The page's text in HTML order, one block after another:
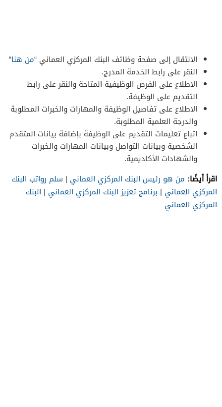
الانتقال إلى صفحة وظائف البنك المركزي العماني “من هنا“
النقر على رابط الخدمة المدرج.
الاطلاع على الفرص الوظيفية المتاحة والنقر على رابط
التقديم على الوظيفة.
الاطلاع على تفاصيل الوظيفة والمهارات والخبرات المطلوبة
والدرجة العلمية المطلوبة.
اتباع تعليمات التقديم على الوظيفة بإضافة بيانات المتقدم
الشخصية وبيانات التواصل وبيانات المهارات والخبرات
والشهادات الأكاديمية.
اقرأ أيضًا: من هو رئيس البنك المركزي العماني | سلم رواتب البنك
المركزي العماني | برنامج تعزيز البنك المركزي العماني | البنك
المركزي العماني